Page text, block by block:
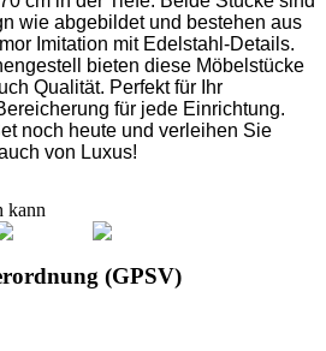
wie abgebildet und bestehen aus
Imitation mit Edelstahl-Details.
bieten diese Möbelstücke
Qualität. Perfekt für Ihr
für jede Einrichtung.
noch heute und verleihen Sie
von Luxus!
kann
(GPSV)